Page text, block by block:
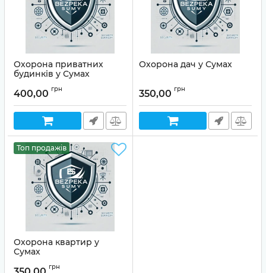
Охорона приватних
будинків у Сумах
400,00 грн
Охорона дач у Сумах
350,00 грн
Топ продажів
Охорона квартир у
Сумах
грн